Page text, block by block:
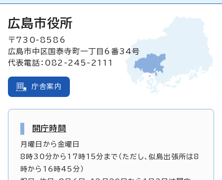
広島市役所
〒730-8586
広島市中区国泰寺町一丁目6番34号
代表電話：082-245-2111
庁舎案内
開庁時間
月曜日から金曜日
8時30分から17時15分まで（ただし、似島出張所は8
時から16時45分）